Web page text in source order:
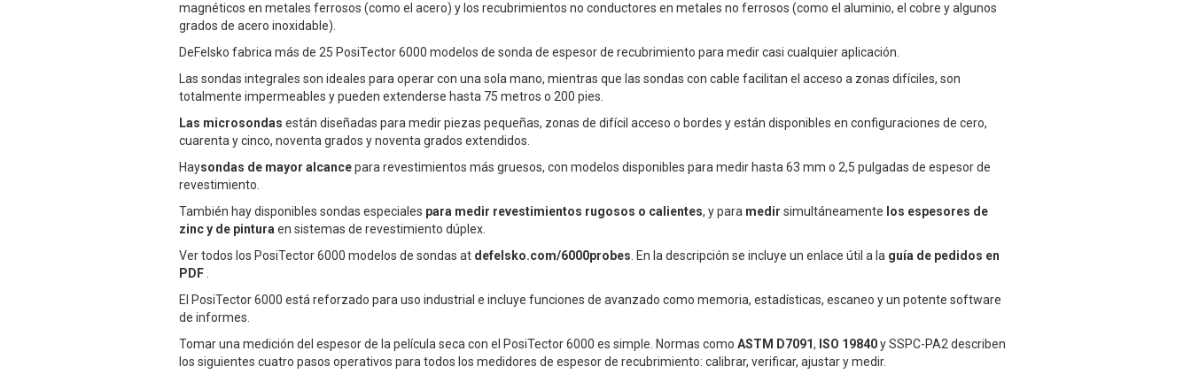
magnéticos en metales ferrosos (como el acero) y los recubrimientos no conductores en metales no ferrosos (como el aluminio, el cobre y algunos
grados de acero inoxidable).
DeFelsko fabrica más de 25 PosiTector 6000 modelos de sonda de espesor de recubrimiento para medir casi cualquier aplicación.
Las sondas integrales son ideales para operar con una sola mano, mientras que las sondas con cable facilitan el acceso a zonas difíciles, son
totalmente impermeables y pueden extenderse hasta 75 metros o 200 pies.
Las microsondas están diseñadas para medir piezas pequeñas, zonas de difícil acceso o bordes y están disponibles en configuraciones de cero,
cuarenta y cinco, noventa grados y noventa grados extendidos.
Haysondas de mayor alcancepara revestimientos más gruesos, con modelos disponibles para medir hasta 63 mm o 2,5 pulgadas de espesor de
revestimiento.
También hay disponibles sondas especiales para medir revestimientos rugosos o calientes, y para medir simultáneamente los espesores de
zinc y de pinturaen sistemas de revestimiento dúplex.
Ver todos los PosiTector 6000 modelos de sondas at defelsko.com/6000probes. En la descripción se incluye un enlace útil a la guía de pedidos en
PDF .
El PosiTector 6000 está reforzado para uso industrial e incluye funciones de avanzado como memoria, estadísticas, escaneo y un potente software
de informes.
Tomar una medición del espesor de la película seca con el PosiTector 6000 es simple. Normas como ASTM D7091, ISO 19840y SSPC-PA2 describen
los siguientes cuatro pasos operativos para todos los medidores de espesor de recubrimiento: calibrar, verificar, ajustar y medir.